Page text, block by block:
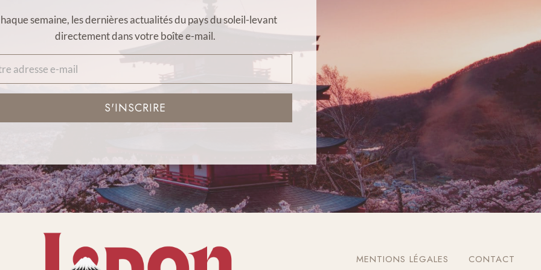
semaine, les dernières actualités du pays du soleil-levant
directement dans votre boîte e-mail.
S'INSCRIRE
MENTIONS LÉGALES CONTACT